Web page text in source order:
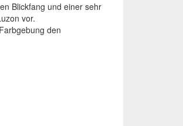
Blickfang und einer sehr
vor.
den